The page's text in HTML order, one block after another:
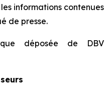
informations contenues
de presse.
déposée de DBV